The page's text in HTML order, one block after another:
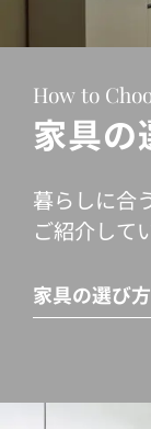
How to
家具の
暮らしに合
ご紹介して
家具の選び